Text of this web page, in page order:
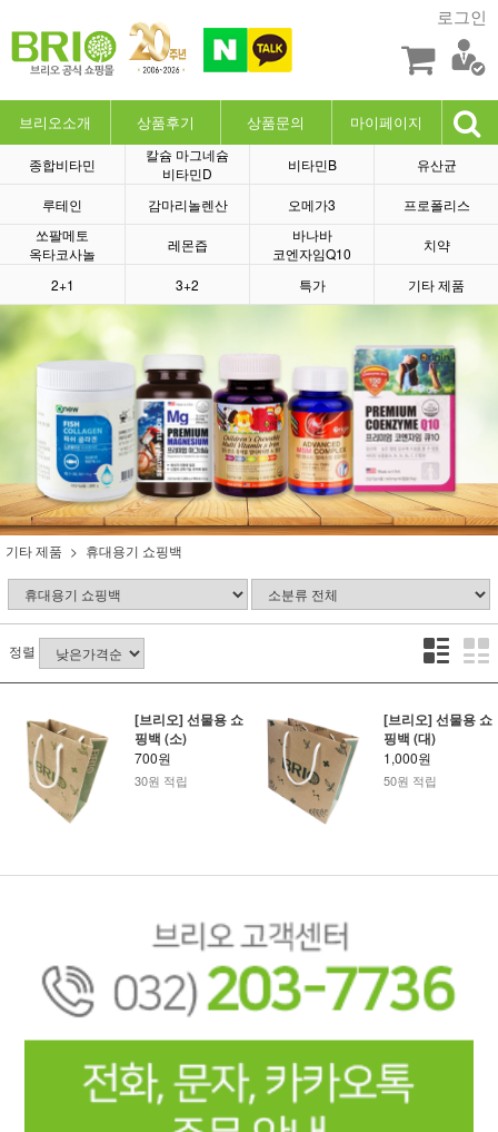
로그인
브리오소개 상품후기 상품문의 마이페이지
종합비타민
칼슘 마그네슘
비타민D
비타민B 유산균
루테인 감마리놀렌산 오메가3
프로폴리스
쏘팔메토
옥타코사놀
레몬즙
바나바
코엔자임Q10
치약
2+1 3+2 특가 기타 제품
기타 제품 휴대용기 쇼핑백
정렬
[브리오] 선물용 쇼
핑백 (소)
700원
30원 적립
[브리오] 선물용 쇼
핑백 (대)
1,000원
50원 적립